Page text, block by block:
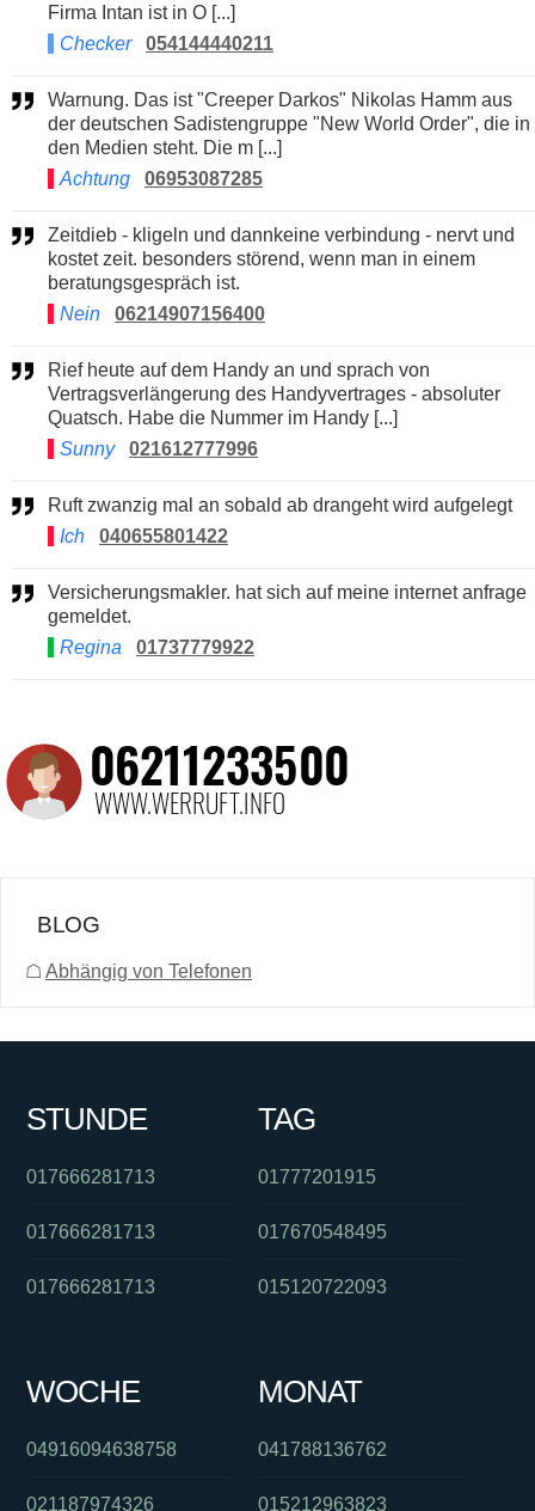
Firma Intan ist in O [...]
Checker
054144440211
Warnung. Das ist "Creeper Darkos" Nikolas Hamm aus
der deutschen Sadistengruppe "New World Order", die in
den Medien steht. Die m [...]
Achtung
06953087285
Zeitdieb - kligeln und dannkeine verbindung - nervt und
kostet zeit. besonders störend, wenn man in einem
beratungsgespräch ist.
Nein
06214907156400
Rief heute auf dem Handy an und sprach von
Vertragsverlängerung des Handyvertrages - absoluter
Quatsch. Habe die Nummer im Handy [...]
Sunny
021612777996
Ruft zwanzig mal an sobald ab drangeht wird aufgelegt
Ich
040655801422
Versicherungsmakler. hat sich auf meine internet anfrage
gemeldet.
Regina
01737779922
BLOG
☖ Abhängig von Telefonen
STUNDE
017666281713
017666281713
017666281713
TAG
01777201915
017670548495
015120722093
WOCHE
04916094638758
021187974326
MONAT
041788136762
015212963823